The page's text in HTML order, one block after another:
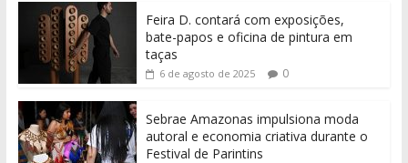
Feira D. contará com exposições,
bate-papos e oficina de pintura em
taças
6 de agosto de 2025 0
Sebrae Amazonas impulsiona moda
autoral e economia criativa durante o
Festival de Parintins